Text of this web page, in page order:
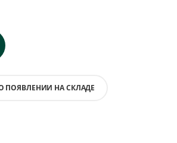
ПОЯВЛЕНИИ НА СКЛАДЕ